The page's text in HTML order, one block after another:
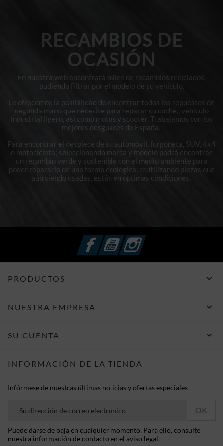
RECAMBIOS DE
OCASIÓN
En nuestra web encontrará miles de recambios reciclados,
pudiendo filtrar por el modelo de su vehículo.
Le ofrecemos la posibilidad de encontrar todos los repuestos de
segunda mano que necesite para reparar su coche, vehículo
industrial ligero, así como motos y scooter. Trabajamos con los
mejores desguaces de España.
Para encontrar el despiece de su automóvil, furgoneta, SUV, 4x4
o motocicleta; seleccionando marca y modelo podrá encontrar
un recambio verde y sostenible con el medio ambiente para
poder repararlo de una forma ecológica, reutilizando piezas que
aún siendo usadas, están en optimas condiciones.
FacebookYouTubeInstagram
PRODUCTOS 
NUESTRA EMPRESA 
SU CUENTA 
INFORMACIÓN DE LA TIENDA
Infórmese de nuestras últimas noticias y ofertas especiales
Puede darse de baja en cualquier momento. Para ello, consulte
nuestra información de contacto en el aviso legal.